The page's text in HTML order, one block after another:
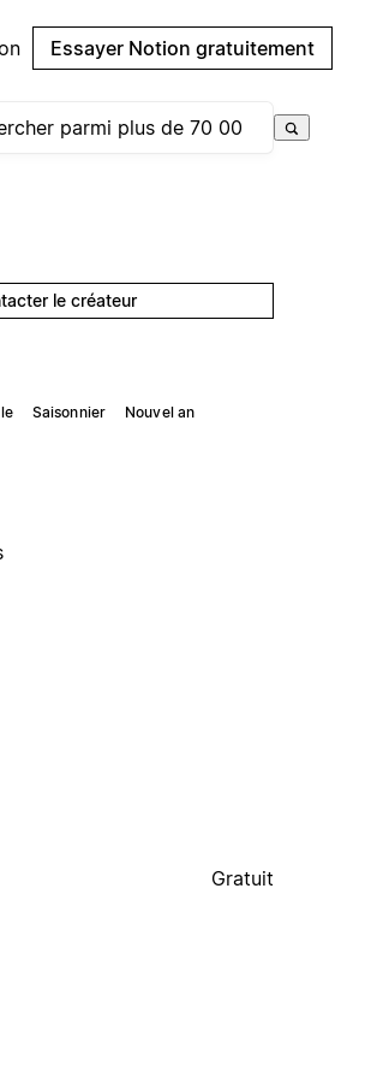
Essayer Notion gratuitement
le créateur
Saisonnier Nouvel an
Gratuit